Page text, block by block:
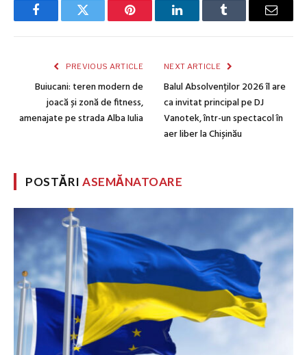
FacebookTwitter Pinterest LinkedInTumblr Email
PREVIOUS ARTICLE
Buiucani: teren modern de
joacă și zonă de fitness,
amenajate pe strada Alba Iulia
NEXT ARTICLE
Balul Absolvenților 2026 îl are
ca invitat principal pe DJ
Vanotek, într-un spectacol în
aer liber la Chișinău
POSTĂRIASEMĂNATOARE